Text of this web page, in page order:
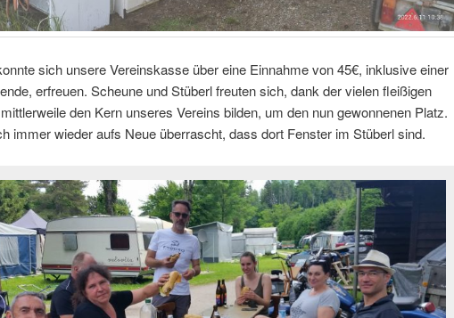
sich unsere Vereinskasse über eine Einnahme von 45€, inklusive einer
erfreuen. Scheune und Stüberl freuten sich, dank der vielen fleißigen
den Kern unseres Vereins bilden, um den nun gewonnenen Platz.
immer wieder aufs Neue überrascht, dass dort Fenster im Stüberl sind.